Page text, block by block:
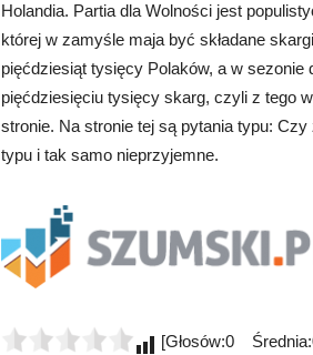
Holandia. Partia dla Wolności jest
której w zamyśle maja być składane
pięćdziesiąt tysięcy Polaków, a w sezonie
pięćdziesięciu tysięcy skarg, czyli z tego
stronie. Na stronie tej są pytania typu:
typu i tak samo nieprzyjemne.
[Głosów:0